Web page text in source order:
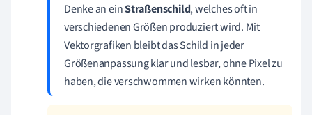
Denke an einStraßenschild, welches oft in
verschiedenen Größen produziert wird. Mit
Vektorgrafiken bleibt das Schild in jeder
Größenanpassung klar und lesbar, ohne Pixel zu
haben, die verschwommen wirken könnten.